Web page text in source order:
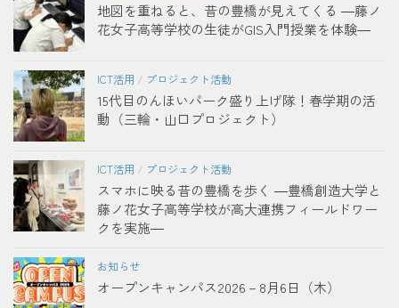
地図を重ねると、昔の豊橋が見えてくる ―藤ノ
花女子高等学校の生徒がGIS入門授業を体験―
ICT活用 / プロジェクト活動
15代目のんほいパーク盛り上げ隊！春学期の活
動（三輪・山口プロジェクト）
ICT活用 / プロジェクト活動
スマホに映る昔の豊橋を歩く ―豊橋創造大学と
藤ノ花女子高等学校が高大連携フィールドワー
クを実施―
お知らせ
オープンキャンパス2026－8月6日（木）